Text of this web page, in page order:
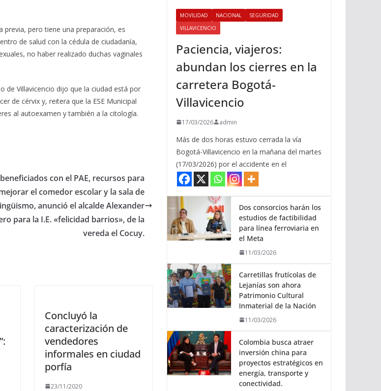
previa, pero tiene una preparación, es
de salud con la cédula de ciudadanía,
no haber realizado duchas vaginales
de Villavicencio dijo que la ciudad está por
de cérvix y, reitera que la ESE Municipal
al autoexamen y también a la citología.
con el PAE, recursos para
el comedor escolar y la sala de
anunció el alcalde Alexander
para la I.E. «felicidad barrios», de la
vereda el Cocuy.
Concluyó la
caracterización de
vendedores
informales en ciudad
porfía
23/11/2020
MOVILIDAD NACIONAL
SEGURIDAD
VILLAVICENCIO
Paciencia, viajeros:
abundan los cierres en la
carretera Bogotá-
Villavicencio
17/03/2026 admin
Más de dos horas estuvo cerrada la vía
Bogotá-Villavicencio en la mañana del martes
(17/03/2026) por el accidente en el
Dos consorcios harán los
estudios de factibilidad
para línea ferroviaria en
el Meta
11/03/2026
Carretillas frutícolas de
Lejanías son ahora
Patrimonio Cultural
Inmaterial de la Nación
11/03/2026
Colombia busca atraer
inversión china para
proyectos estratégicos en
energía, transporte y
conectividad.